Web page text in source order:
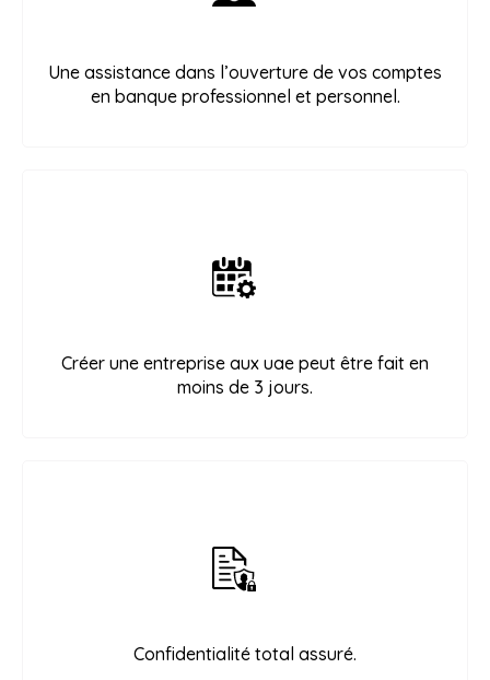
Une assistance dans l’ouverture de vos comptes
en banque professionnel et personnel.
Créer une entreprise aux uae peut être fait en
moins de 3 jours.
Confidentialité total assuré.